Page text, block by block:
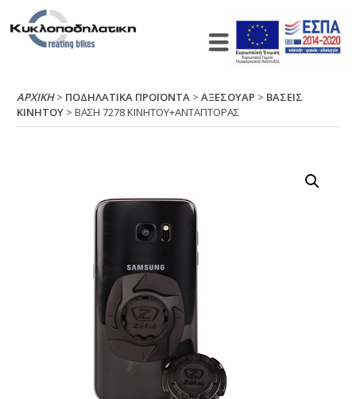
ΑΡΧΙΚΉ> ΠΟΔΗΛΑΤΙΚΑ ΠΡΟΪΟΝΤΑ >ΑΞΕΣΟΥΑΡ > ΒΑΣΕΙΣ
ΚΙΝΗΤΟΥ > ΒΑΣΗ 7278 ΚΙΝΗΤΟΥ+ΑΝΤΑΠΤΟΡΑΣ